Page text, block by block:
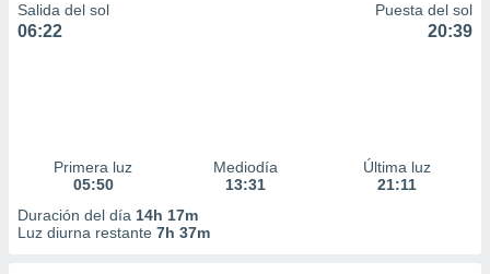
Salida del sol
06:22
Puesta del sol
20:39
Primera luz
05:50
Mediodía
13:31
Última luz
21:11
Duración del día 14h 17m
Luz diurna restante 7h 37m